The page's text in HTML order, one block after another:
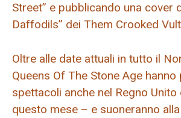
Street” e pubblicando una cover
Daffodils” dei Them Crooked
Oltre alle date attuali in tutto il
Queens Of The Stone Age
spettacoli anche nel Regno Unito
questo mese – e suoneranno